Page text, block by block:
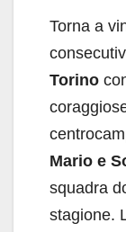
Torna a
Torino
Mario e
squadra
stagione.